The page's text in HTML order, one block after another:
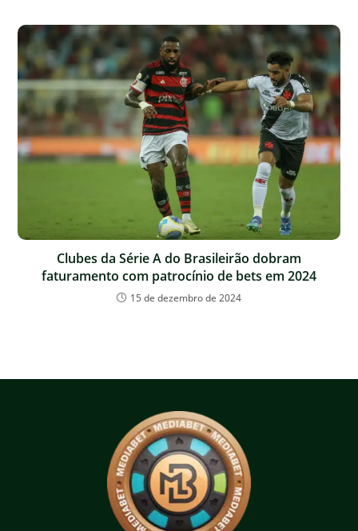
Clubes da Série A do Brasileirão dobram
faturamento com patrocínio de bets em 2024
15 de dezembro de 2024